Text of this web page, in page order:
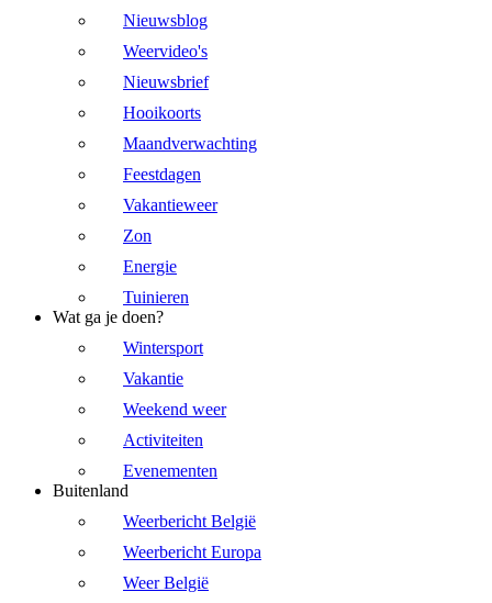
Nieuwsblog
Weervideo's
Nieuwsbrief
Hooikoorts
Maandverwachting
Feestdagen
Vakantieweer
Zon
Energie
Tuinieren
Wat ga je doen?
Wintersport
Vakantie
Weekend weer
Activiteiten
Evenementen
Buitenland
Weerbericht België
Weerbericht Europa
Weer België